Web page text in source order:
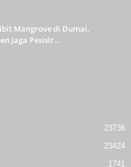
Mangrove di Dumai,
Jaga Pesisir...
23736
23424
1741